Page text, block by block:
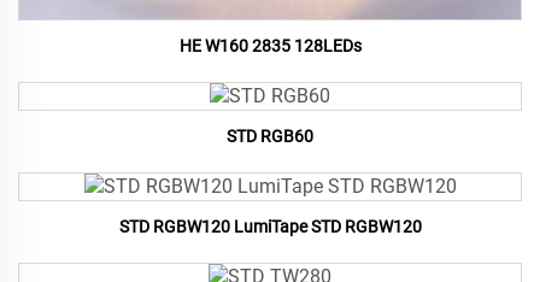
HE W160 2835 128LEDs
STD RGB60
STD RGBW120 LumiTape STD RGBW120